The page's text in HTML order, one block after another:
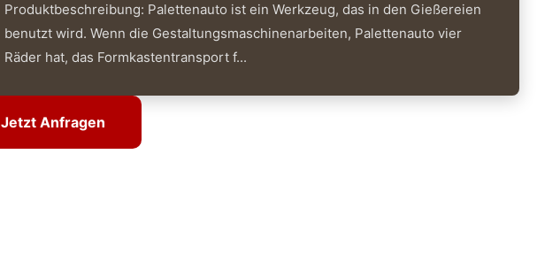
Produktbeschreibung: Palettenauto ist ein Werkzeug, das in den Gießereien
benutzt wird. Wenn die Gestaltungsmaschinenarbeiten, Palettenauto vier
Räder hat, das Formkastentransport f...
Jetzt Anfragen
Jetzt Anfragen